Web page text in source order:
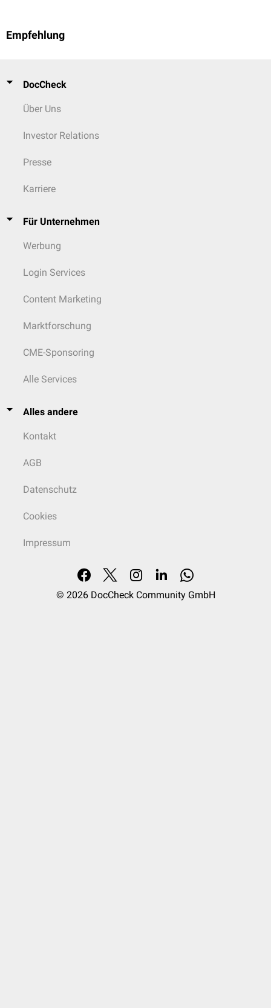
Empfehlung
DocCheck
Über Uns
Investor Relations
Presse
Karriere
Für Unternehmen
Werbung
Login Services
Content Marketing
Marktforschung
CME-Sponsoring
Alle Services
Alles andere
Kontakt
AGB
Datenschutz
Cookies
Impressum
© 2026 DocCheck Community GmbH